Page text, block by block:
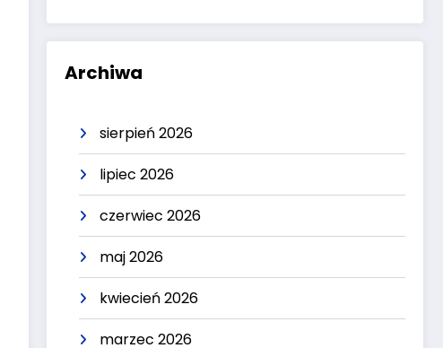
Archiwa
sierpień 2026
lipiec 2026
czerwiec 2026
maj 2026
kwiecień 2026
marzec 2026